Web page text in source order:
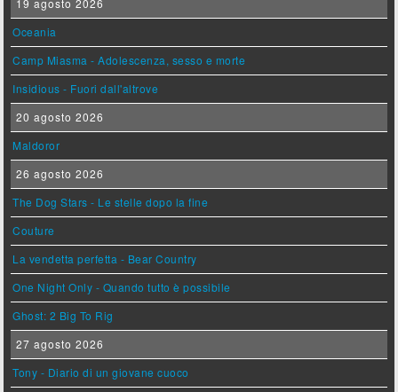
19 agosto 2026
Oceania
Camp Miasma - Adolescenza, sesso e morte
Insidious - Fuori dall'altrove
20 agosto 2026
Maldoror
26 agosto 2026
The Dog Stars - Le stelle dopo la fine
Couture
La vendetta perfetta - Bear Country
One Night Only - Quando tutto è possibile
Ghost: 2 Big To Rig
27 agosto 2026
Tony - Diario di un giovane cuoco